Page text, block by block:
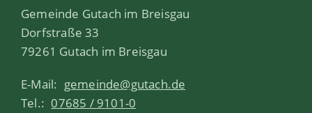
Gemeinde Gutach im Breisgau
Dorfstraße 33
79261 Gutach im Breisgau
E-Mail: gemeinde@gutach.de
Tel.: 07685 / 9101-0